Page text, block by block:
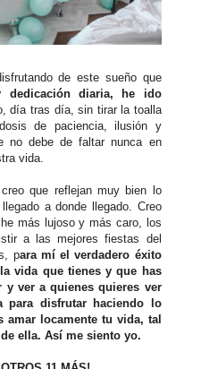
de este sueño que
dedicación diaria, he ido
día tras día, sin tirar la toalla
de paciencia, ilusión y
no debe de faltar nunca en
vida.
que reflejan muy bien lo
a donde llegado. Creo
más lujoso y más caro, los
a las mejores fiestas del
para mí el verdadero éxito
vida que tienes y que has
y ver a quienes quieres ver
para disfrutar haciendo lo
amar locamente tu vida, tal
ella. Así me siento yo.